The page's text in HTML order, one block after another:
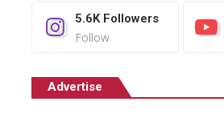
5.6K Followers
Follow
Advertise